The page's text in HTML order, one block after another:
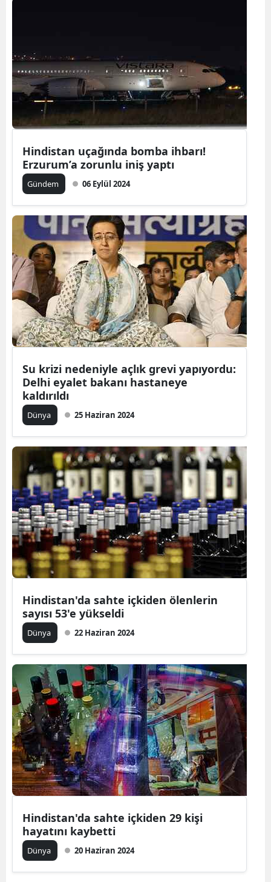
Edirne
Elazığ
Erzincan
Gaziantep
Giresun
Gümüşhane
Hakkari
Hatay
Isparta
Kastamonu
Kayseri
Kırklareli
Kırşehir
Kocaeli
Konya
Manisa
Mardin
Muğla
Muş
Nevşehir
Hindistan uçağında bomba ihbarı!
Erzurum’a zorunlu iniş yaptı
Gündem 06 Eylül 2024
Su krizi nedeniyle açlık grevi yapıyordu:
Delhi eyalet bakanı hastaneye
kaldırıldı
Dünya 25 Haziran 2024
Hindistan'da sahte içkiden ölenlerin
sayısı 53'e yükseldi
Dünya 22 Haziran 2024
Hindistan'da sahte içkiden 29 kişi
hayatını kaybetti
Dünya 20 Haziran 2024